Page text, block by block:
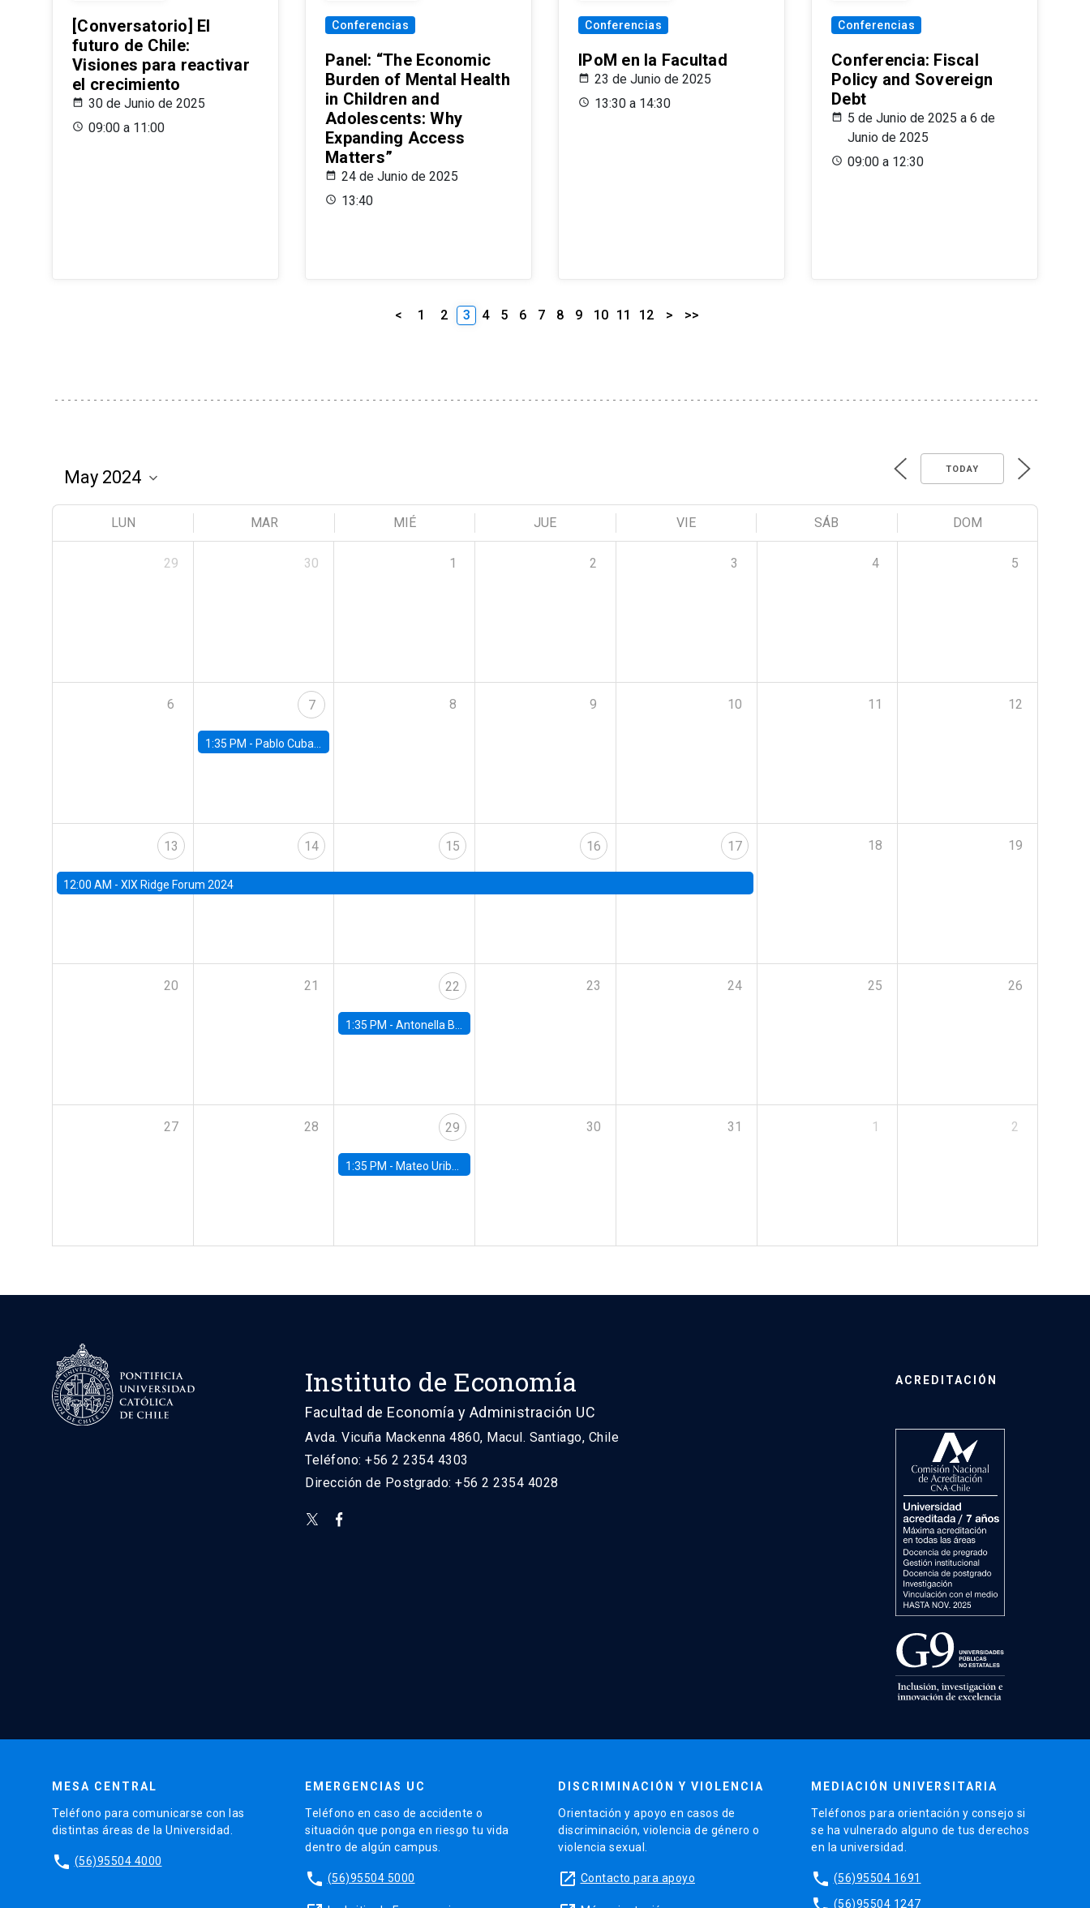
[Conversatorio] El
futuro de Chile:
Visiones para reactivar
el crecimiento
30 de Junio de 2025
09:00 a 11:00
Conferencias
Panel: “The Economic
Burden of Mental Health
in Children and
Adolescents: Why
Expanding Access
Matters”
24 de Junio de 2025
13:40
Conferencias
IPoM en la Facultad
23 de Junio de 2025
13:30 a 14:30
Conferencias
Conferencia: Fiscal
Policy and Sovereign
Debt
5 de Junio de 2025 a 6 de
Junio de 2025
09:00 a 12:30
< 1 2 3 4 5 6 7 8 9 10 11 12 > >>
TODAY
LUN MAR MIÉ JUE VIE SÁB DOM
29 30 1 2 3 4 5
6 7
1:35 PM - Pablo Cuba, FED Board
8 9 10 11 12
13
12:00 AM - XIX Ridge Forum 2024
14 15 16 17 18 19
20 21 22
1:35 PM -Antonella Bancalari, Institute for Fiscal Studies (IFS) and Research Associate at University College London (UCL)
23 24 25 26
27 28 29
1:35 PM - Mateo Uribe-Castro, Universidad de los Andes (Colombia)
30 31 1 2
Instituto de Economía
Facultad de Economía y Administración UC
Avda. Vicuña Mackenna 4860, Macul. Santiago, Chile
Teléfono: +56 2 2354 4303
Dirección de Postgrado: +56 2 2354 4028
ACREDITACIÓN
MESA CENTRAL
Teléfono para comunicarse con las
distintas áreas de la Universidad.
phone (56)95504 4000
EMERGENCIAS UC
Teléfono en caso de accidente o
situación que ponga en riesgo tu vida
dentro de algún campus.
phone (56)95504 5000
DISCRIMINACIÓN Y VIOLENCIA
Orientación y apoyo en casos de
discriminación, violencia de género o
violencia sexual.
launch Contacto para apoyo
MEDIACIÓN UNIVERSITARIA
Teléfonos para orientación y consejo si
se ha vulnerado alguno de tus derechos
en la universidad.
phone (56)95504 1691
(56)95504 1247